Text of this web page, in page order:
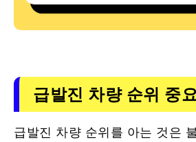
급발진 차량 순위 중
급발진 차량 순위를 아는 것은